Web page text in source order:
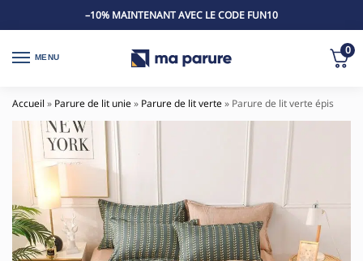
–10% MAINTENANT AVEC LE CODE FUN10
MENU
0
Accueil » Parure de lit unie» Parure de lit verte» Parure de lit verte épis